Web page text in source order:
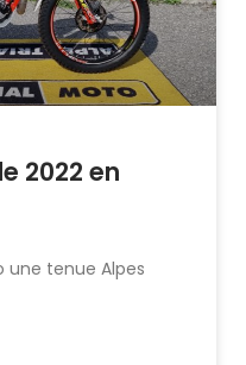
2022 en
une tenue Alpes